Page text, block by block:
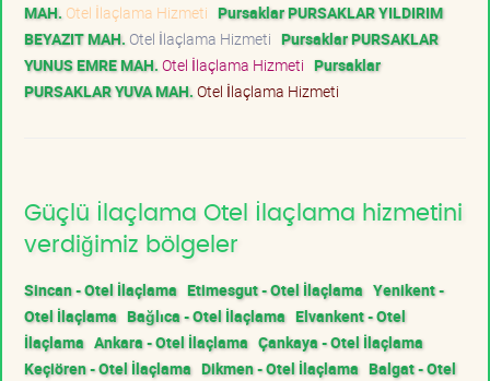
MAH. Otel İlaçlama Hizmeti Pursaklar PURSAKLAR YILDIRIM
BEYAZIT MAH. Otel İlaçlama Hizmeti Pursaklar PURSAKLAR
YUNUS EMRE MAH. Otel İlaçlama Hizmeti Pursaklar
PURSAKLAR YUVA MAH. Otel İlaçlama Hizmeti
Güçlü İlaçlama Otel İlaçlama hizmetini
verdiğimiz bölgeler
Sincan - Otel İlaçlama Etimesgut - Otel İlaçlama Yenikent -
Otel İlaçlama Bağlıca - Otel İlaçlama Elvankent - Otel
İlaçlama Ankara - Otel İlaçlama Çankaya - Otel İlaçlama
Keçiören - Otel İlaçlama Dikmen - Otel İlaçlama Balgat - Otel